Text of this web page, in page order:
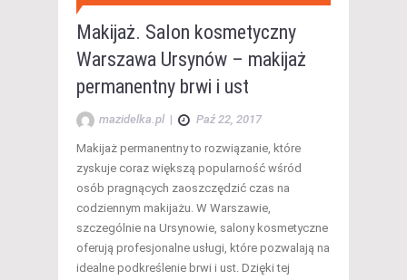
Makijaż. Salon kosmetyczny
Warszawa Ursynów – makijaż
permanentny brwi i ust
mazidelka.pl | Paź 22, 2017
Makijaż permanentny to rozwiązanie, które
zyskuje coraz większą popularność wśród
osób pragnących zaoszczędzić czas na
codziennym makijażu. W Warszawie,
szczególnie na Ursynowie, salony kosmetyczne
oferują profesjonalne usługi, które pozwalają na
idealne podkreślenie brwi i ust. Dzięki tej